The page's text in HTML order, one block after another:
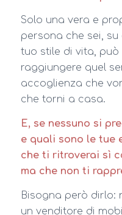
Solo una vera e
persona che sei,
tuo stile di vita,
raggiungere quel
accoglienza che
che torni a casa.
E, se nessuno si
e quali sono le tue
che ti ritroverai sì
ma che non ti
Bisogna però dirlo:
un venditore di